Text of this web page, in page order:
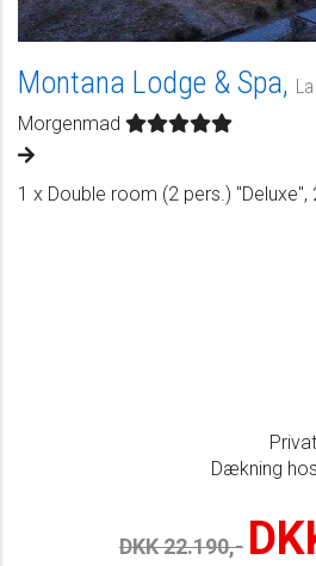
Montana Lodge & Spa,
Morgenmad
1 x Double room (2 pers.) "Deluxe",
DKK 22.190,-
Dækning